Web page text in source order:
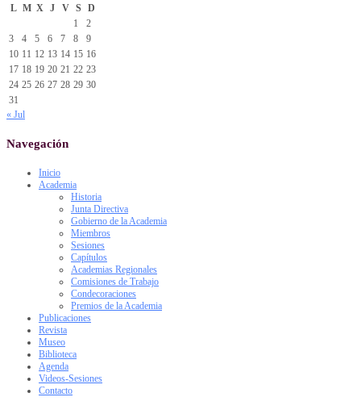
L M X J V S
D
1
2
3
4 5 6 7 8
9
10 11 12 13 14 15 16
17 18 19 20 21 22 23
24 25 26 27 28 29 30
31
« Jul
Navegación
Inicio
Academia
Historia
Junta Directiva
Gobierno de la Academia
Miembros
Sesiones
Capítulos
Academias Regionales
Comisiones de Trabajo
Condecoraciones
Premios de la Academia
Publicaciones
Revista
Museo
Biblioteca
Agenda
Videos-Sesiones
Contacto